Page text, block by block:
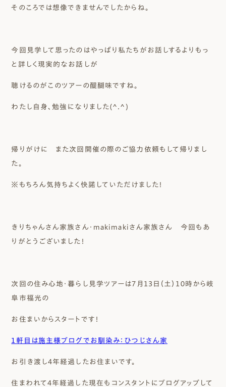
そのころでは想像できませんでしたからね。
今回見学して思ったのはやっぱり私たちがお話しするよりもっ
と詳しく現実的なお話しが
聴けるのがこのツアーの醍醐味ですね。
わたし自身、勉強になりました(^.^)
帰りがけに また次回開催の際のご協力依頼もして帰りまし
た。
※もちろん気持ちよく快諾していただけました！
きりちゃんさん家族さん・makimakiさん家族さん 今回もあ
りがとうございました！
次回の住み心地・暮らし見学ツアーは７月１３日（土）１０時から岐
阜市福光の
お住まいからスタートです！
１軒目は施主様ブログでお馴染み：ひつじさん家
お引き渡し４年経過したお住まいです。
住まわれて４年経過した現在もコンスタントにブログアップして